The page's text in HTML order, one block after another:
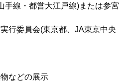
手線・都営大江戸線)または参宮
委員会(東京都、JA東京中央
どの展示